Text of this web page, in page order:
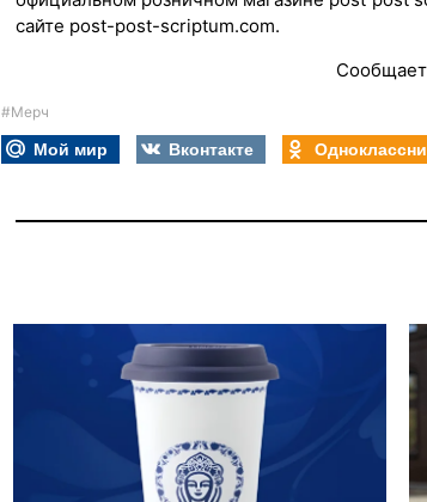
сайте post-post-scriptum.com.
#Мерч
Мой мир Вконтакте